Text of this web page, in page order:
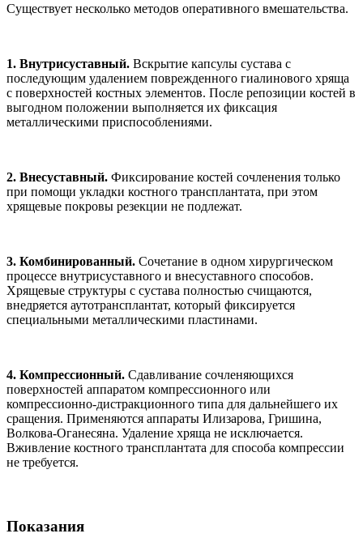
Существует несколько методов оперативного вмешательства.
1. Внутрисуставный. Вскрытие капсулы сустава с
последующим удалением поврежденного гиалинового хряща
с поверхностей костных элементов. После репозиции костей в
выгодном положении выполняется их фиксация
металлическими приспособлениями.
2. Внесуставный. Фиксирование костей сочленения только
при помощи укладки костного трансплантата, при этом
хрящевые покровы резекции не подлежат.
3. Комбинированный. Сочетание в одном хирургическом
процессе внутрисуставного и внесуставного способов.
Хрящевые структуры с сустава полностью счищаются,
внедряется аутотрансплантат, который фиксируется
специальными металлическими пластинами.
4. Компрессионный. Сдавливание сочленяющихся
поверхностей аппаратом компрессионного или
компрессионно-дистракционного типа для дальнейшего их
сращения. Применяются аппараты Илизарова, Гришина,
Волкова-Оганесяна. Удаление хряща не исключается.
Вживление костного трансплантата для способа компрессии
не требуется.
Показания